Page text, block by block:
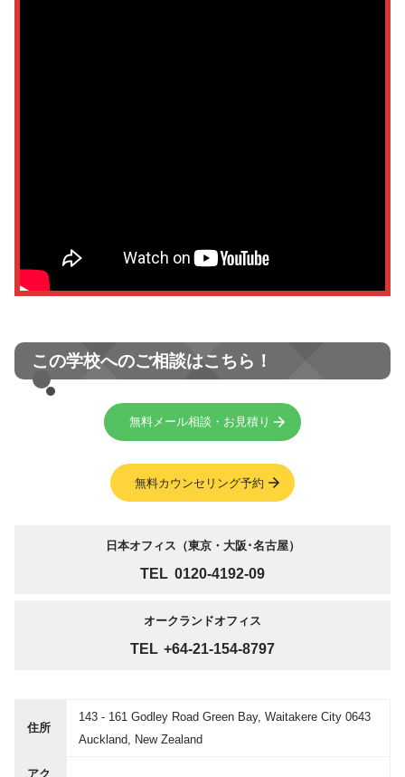
この学校へのご相談はこちら！
無料メール相談・お見積り
無料カウンセリング予約
日本オフィス（東京・大阪･名古屋）
TEL 0120-4192-09
オークランドオフィス
TEL +64-21-154-8797
住所
143 - 161 Godley Road Green Bay, Waitakere City 0643
Auckland, New Zealand
アク